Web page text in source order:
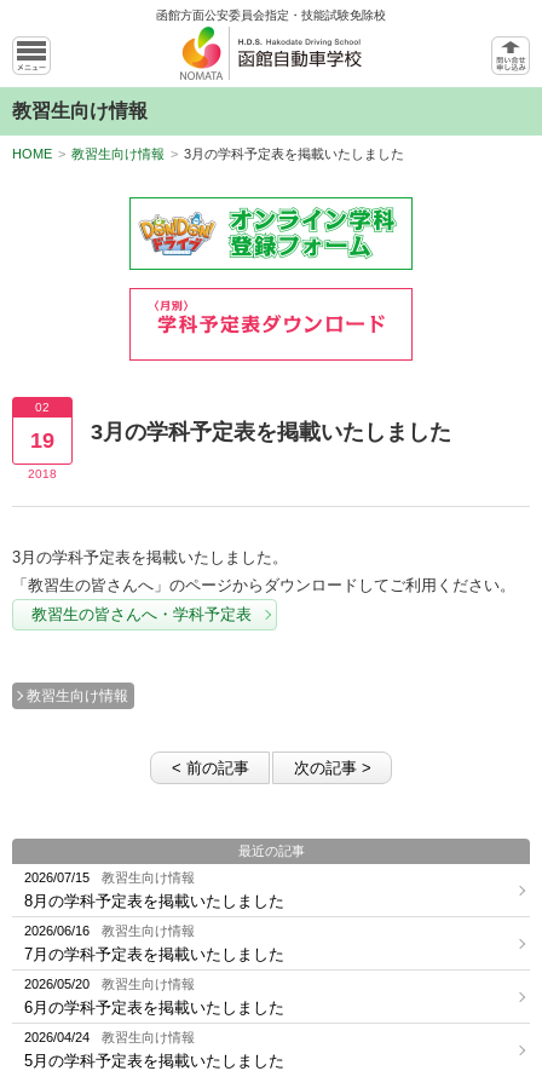
函館方面公安委員会指定・技能試験免除校
教習生向け情報
HOME > 教習生向け情報 > 3月の学科予定表を掲載いたしました
02
19
2018
3月の学科予定表を掲載いたしました
3月の学科予定表を掲載いたしました。
「教習生の皆さんへ」のページからダウンロードしてご利用ください。
教習生の皆さんへ・学科予定表
教習生向け情報
< 前の記事 次の記事 >
最近の記事
2026/07/15
教習生向け情報
8月の学科予定表を掲載いたしました
2026/06/16 教習生向け情報
7月の学科予定表を掲載いたしました
2026/05/20 教習生向け情報
6月の学科予定表を掲載いたしました
2026/04/24 教習生向け情報
5月の学科予定表を掲載いたしました